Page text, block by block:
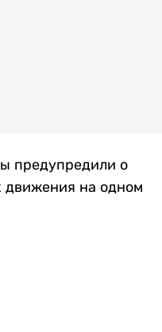
предупредили о
движения на одном